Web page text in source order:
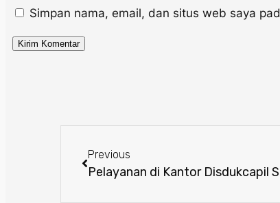
Simpan nama, email, dan situs web saya
Previous